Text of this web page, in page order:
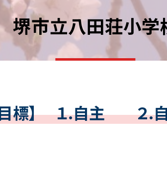
堺市立八田荘小学
目標】 １.自主 ２